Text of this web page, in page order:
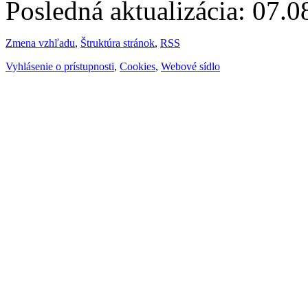
Posledná aktualizácia:
Zmena vzhľadu, Štruktúra stránok, RSS
Vyhlásenie o prístupnosti, Cookies, Webové sídlo